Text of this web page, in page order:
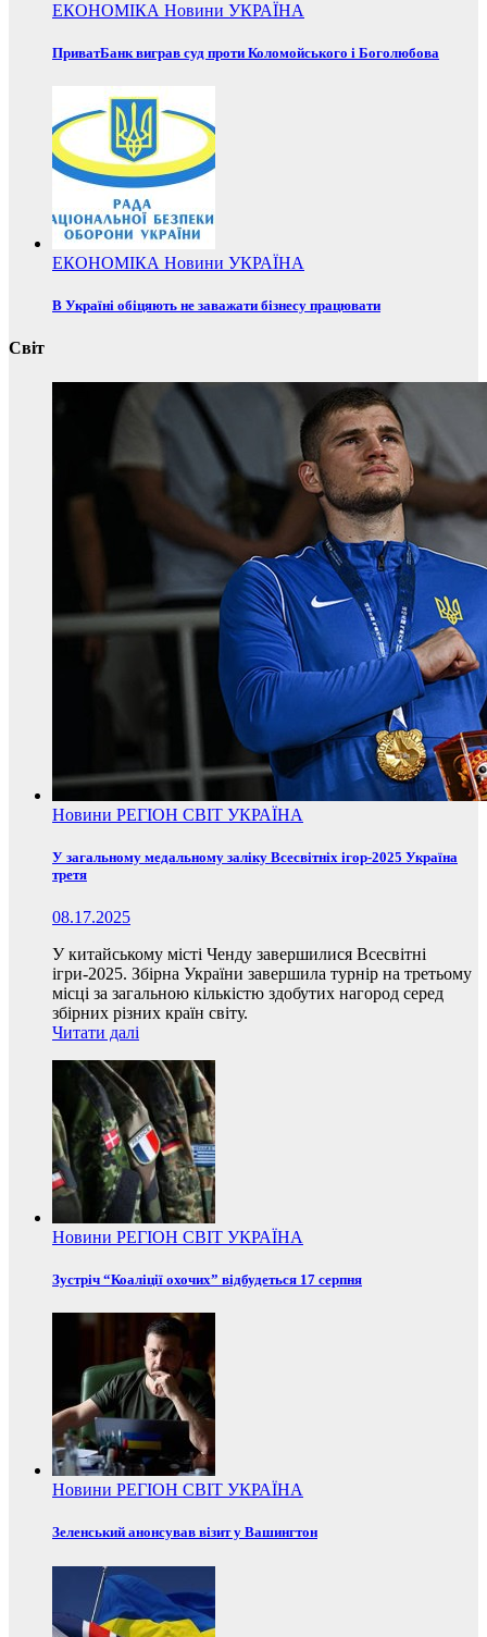
ЕКОНОМІКА Новини УКРАЇНА
ПриватБанк виграв суд проти Коломойського і Боголюбова
ЕКОНОМІКА Новини УКРАЇНА
В Україні обіцяють не заважати бізнесу працювати
Світ
Новини РЕГІОН СВІТ УКРАЇНА
У загальному медальному заліку Всесвітніх ігор-2025 Україна
третя
08.17.2025
У китайському місті Ченду завершилися Всесвітні
ігри-2025. Збірна України завершила турнір на третьому
місці за загальною кількістю здобутих нагород серед
збірних різних країн світу.
Читати далі
Новини РЕГІОН СВІТ УКРАЇНА
Зустріч “Коаліції охочих” відбудеться 17 серпня
Новини РЕГІОН СВІТ УКРАЇНА
Зеленський анонсував візит у Вашингтон